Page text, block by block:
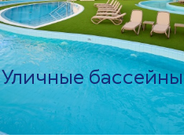
Уличные бассейны